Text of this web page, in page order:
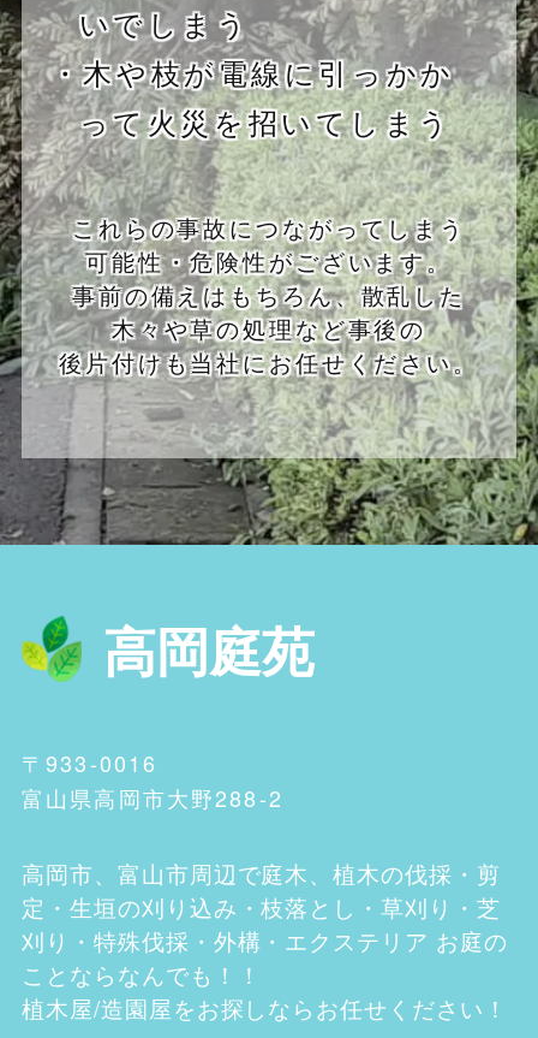
いでしまう
・木や枝が電線に引っかか
って火災を招いてしまう
これらの事故につながってしまう
可能性・危険性がございます。
事前の備えはもちろん、散乱した
木々や草の処理など事後の
後片付けも当社にお任せください。
高岡庭苑
〒933-0016
富山県高岡市大野288-2
高岡市、富山市周辺で庭木、植木の伐採・剪
定・生垣の刈り込み・枝落とし・草刈り・芝
刈り・特殊伐採・外構・エクステリア お庭の
ことならなんでも！！
植木屋/造園屋をお探しならお任せください！